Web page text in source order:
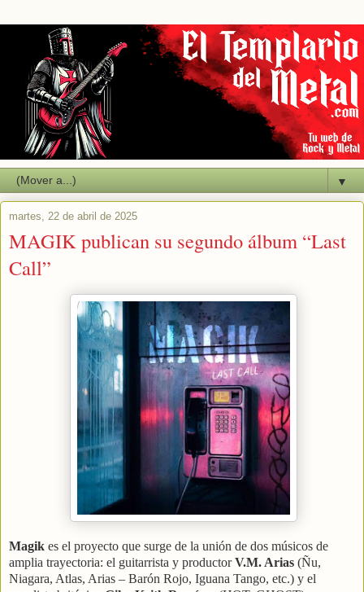
▼
martes, 22 de abril de 2025
MAGIK publican su segundo álbum “Last
Call”
Magik es el proyecto que surge de la unión de dos músicos de
amplia trayectoria: el guitarrista y productorV.M. Arias (Ñu,
Niagara, Atlas, Arias – Barón Rojo, Iguana Tango, etc.) y el